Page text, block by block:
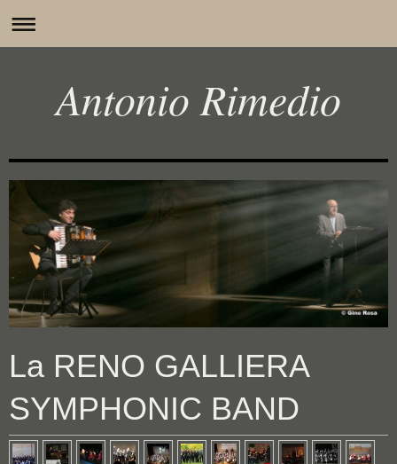
Antonio Rimedio
La RENO GALLIERA
SYMPHONIC BAND